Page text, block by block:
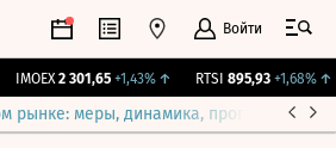
Войти
IMOEX 2 301,65 +1,43%↑ RTSI 895,93 +1,68% ↑
рынке: меры, динамика, прогнозы